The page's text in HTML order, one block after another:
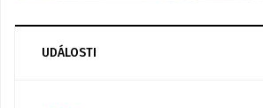
UDÁLOSTI